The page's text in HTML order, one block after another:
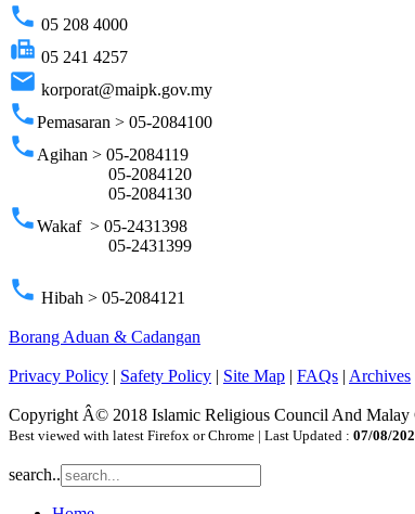
phone 05 208 4000
fax 05 241 4257
email korporat@maipk.gov.my
phonePemasaran > 05-2084100
phone Agihan > 05-2084119
05-2084120
05-2084130
phoneWakaf > 05-2431398
05-2431399
phone Hibah > 05-2084121
Borang Aduan & Cadangan
Privacy Policy | Safety Policy | Site Map | FAQs | Archives
Copyright Â© 2018 Islamic Religious Council And Malay
Best viewed with latest Firefox or Chrome | Last Updated : 07/08/
search..